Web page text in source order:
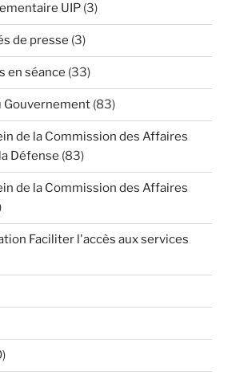
UIP (3)
de presse (3)
en séance (33)
Gouvernement (83)
de la Commission des Affaires
Défense (83)
de la Commission des Affaires
Faciliter l'accès aux services